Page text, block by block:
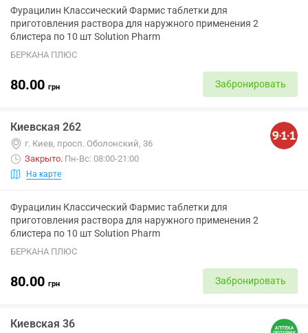
Фурацилин Классический Фармис таблетки для
приготовления раствора для наружного применения 2
блистера по 10 шт Solution Pharm
БЕРКАНА ПЛЮС
80.00 грн Забронировать
Киевская 262
г. Киев, просп. Оболонский, 36
Закрыто. Пн-Вс: 08:00-21:00
На карте
Фурацилин Классический Фармис таблетки для
приготовления раствора для наружного применения 2
блистера по 10 шт Solution Pharm
БЕРКАНА ПЛЮС
80.00 грн Забронировать
Киевская 36